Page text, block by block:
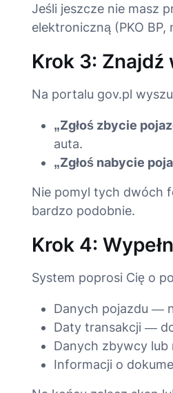
Jeśli jeszcze nie masz
elektroniczną (PKO
Krok 3: Znajdź
Na portalu gov.pl
„Zgłoś zbycie
auta.
„Zgłoś nabycie
Nie pomyl tych dwóch
bardzo podobnie.
Krok 4:
System poprosi Cię o
Danych pojazdu —
Daty transakcji —
Danych zbywcy lub
Informacji o